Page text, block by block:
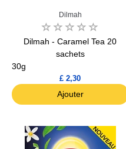
Dilmah
Dilmah - Caramel Tea 20
sachets
30g
£ 2,30
Ajouter